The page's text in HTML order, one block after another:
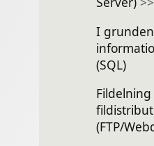
I
(SQL)
Fildelning
(FTP/